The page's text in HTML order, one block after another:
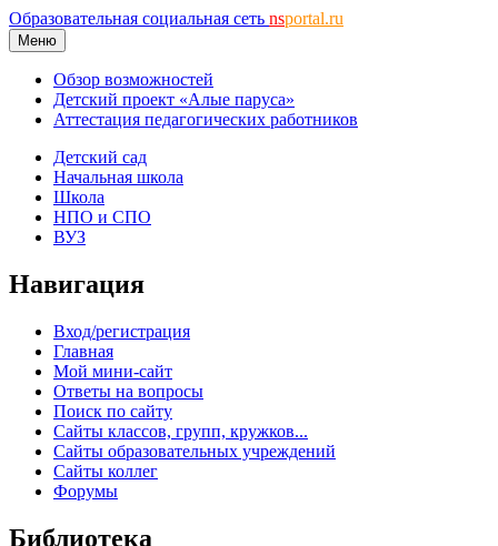
Образовательная социальная сеть nsportal.ru
Меню
Обзор возможностей
Детский проект «Алые паруса»
Аттестация педагогических работников
Детский сад
Начальная школа
Школа
НПО и СПО
ВУЗ
Навигация
Вход/регистрация
Главная
Мой мини-сайт
Ответы на вопросы
Поиск по сайту
Сайты классов, групп, кружков...
Сайты образовательных учреждений
Сайты коллег
Форумы
Библиотека